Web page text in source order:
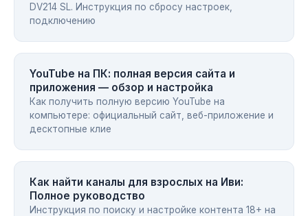
DV214 SL. Инструкция по сбросу настроек,
подключению
YouTube на ПК: полная версия сайта и
приложения — обзор и настройка
Как получить полную версию YouTube на
компьютере: официальный сайт, веб-приложение и
десктопные клие
Как найти каналы для взрослых на Иви:
Полное руководство
Инструкция по поиску и настройке контента 18+ на